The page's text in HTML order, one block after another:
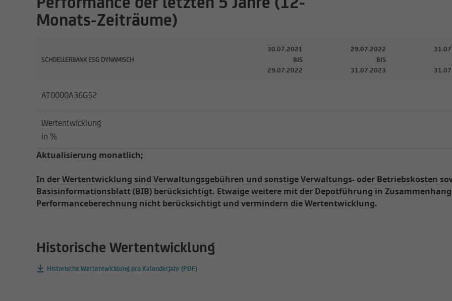
Monats-Zeiträume)
SCHOELLERBANK ESG DYNAMISCH
30.07.2021
BIS
29.07.2022
29.07.2022
BIS
31.07.2023
AT0000A36G52
Wertentwicklung
in %
Aktualisierung monatlich;
In der Wertentwicklung sind Verwaltungsgebühren und sonstige Verwaltungs- oder Betriebskosten
Basisinformationsblatt (BIB) berücksichtigt. Etwaige weitere mit der Depotführung in Zusammenhang
Performanceberechnung nicht berücksichtigt und vermindern die Wertentwicklung.
Historische Wertentwicklung
Historische Wertentwicklung pro Kalenderjahr (PDF)